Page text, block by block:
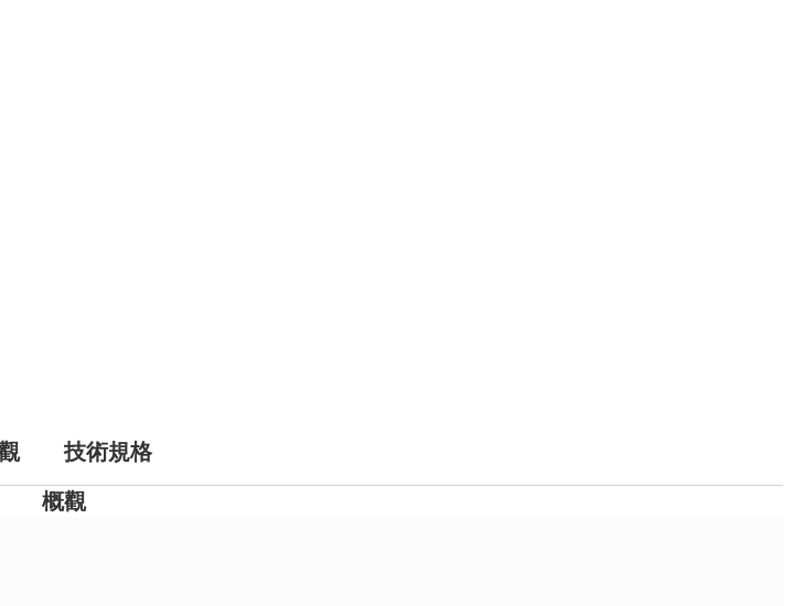
技術規格
概觀